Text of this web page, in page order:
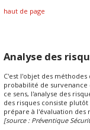
haut de page
Analyse des
C'est l'objet des
probabilité de
ce sens, l'analyse des
des risques consiste
prépare à l'évaluation des
[source : Préventique